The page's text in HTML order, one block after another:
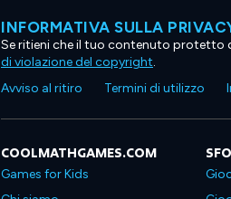
INFORMATIVA SULLA
Se ritieni che il tuo contenuto protetto
di violazione del copyright.
Avviso al ritiro
Termini di utilizzo
COOLMATHGAMES.COM
Games for Kids